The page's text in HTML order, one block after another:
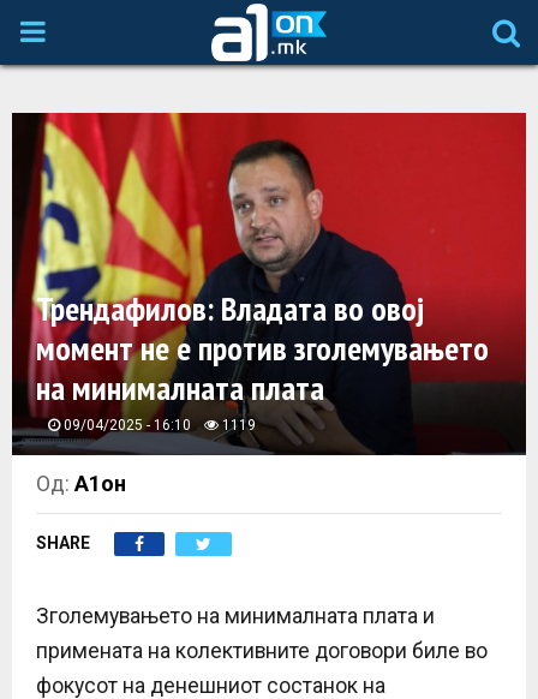
P
M
A
R
Y
M
E
N
U
Трендафилов: Владата во овој
момент не е против зголемувањето
на минималната плата
09/04/2025 - 16:10 1119
Од:А1он
SHARE
Зголемувањето на минималната плата и
примената на колективните договори биле во
фокусот на денешниот состанок на